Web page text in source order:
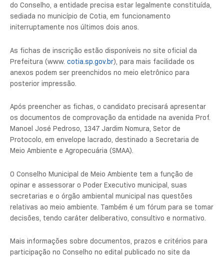
do Conselho, a entidade precisa estar legalmente constituída,
sediada no município de Cotia, em funcionamento
initerruptamente nos últimos dois anos.
As fichas de inscrição estão disponíveis no site oficial da
Prefeitura (www. cotia.sp.gov.br), para mais facilidade os
anexos podem ser preenchidos no meio eletrônico para
posterior impressão.
Após preencher as fichas, o candidato precisará apresentar
os documentos de comprovação da entidade na avenida Prof.
Manoel José Pedroso, 1347 Jardim Nomura, Setor de
Protocolo, em envelope lacrado, destinado a Secretaria de
Meio Ambiente e Agropecuária (SMAA).
O Conselho Municipal de Meio Ambiente tem a função de
opinar e assessorar o Poder Executivo municipal, suas
secretarias e o órgão ambiental municipal nas questões
relativas ao meio ambiente. Também é um fórum para se tomar
decisões, tendo caráter deliberativo, consultivo e normativo.
Mais informações sobre documentos, prazos e critérios para
participação no Conselho no edital publicado no site da